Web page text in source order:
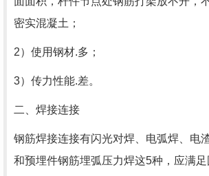
密实混凝土；
2）使用钢材.多；
3）传力性能.差。
二、焊接连接
钢筋焊接连接有闪光对焊、电弧焊、电
和预埋件钢筋埋弧压力焊这5种，应满